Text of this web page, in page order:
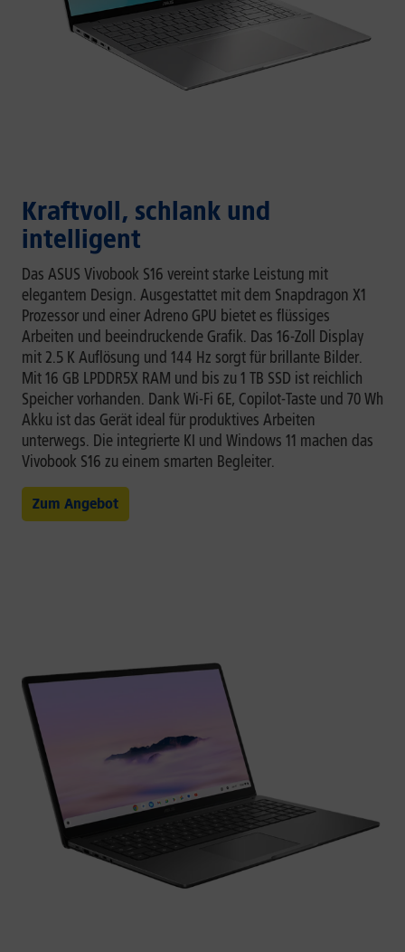
Kraftvoll, schlank und
intelligent
Das ASUS Vivobook S16 vereint starke Leistung mit
elegantem Design. Ausgestattet mit dem Snapdragon X1
Prozessor und einer Adreno GPU bietet es flüssiges
Arbeiten und beeindruckende Grafik. Das 16-Zoll Display
mit 2.5 K Auflösung und 144 Hz sorgt für brillante Bilder.
Mit 16 GB LPDDR5X RAM und bis zu 1 TB SSD ist reichlich
Speicher vorhanden. Dank Wi-Fi 6E, Copilot-Taste und 70 Wh
Akku ist das Gerät ideal für produktives Arbeiten
unterwegs. Die integrierte KI und Windows 11 machen das
Vivobook S16 zu einem smarten Begleiter.
Zum Angebot